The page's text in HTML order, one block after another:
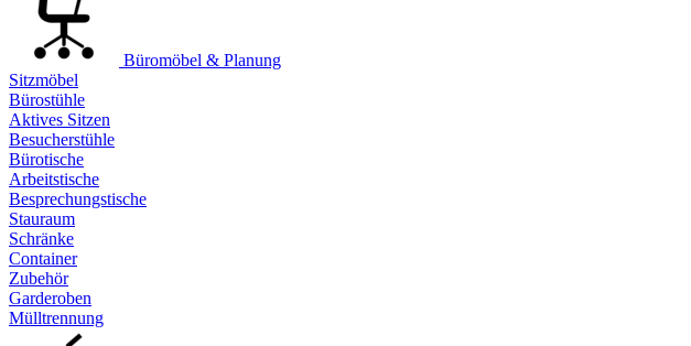
Büromöbel & Planung
Sitzmöbel
Bürostühle
Aktives Sitzen
Besucherstühle
Bürotische
Arbeitstische
Besprechungstische
Stauraum
Schränke
Container
Zubehör
Garderoben
Mülltrennung